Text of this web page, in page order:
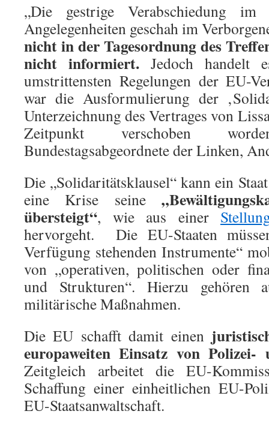
„Die gestrige Verabschiedung
Angelegenheiten geschah im
nicht in der Tagesordnung des
nicht informiert.Jedoch handelt
umstrittensten Regelungen der EU-
war die Ausformulierung der
Unterzeichnung des Vertrages von
Zeitpunkt verschoben
Bundestagsabgeordnete der Linken,
Die „Solidaritätsklausel“ kann ein
eine Krise seine
übersteigt“, wie aus einer
hervorgeht.
Die EU-Staaten
Verfügung stehenden Instrumente“
von „operativen, politischen oder
und Strukturen“. Hierzu gehören
militärische Maßnahmen.
Die EU schafft damit einen
europaweiten Einsatz von
Zeitgleich arbeitet die EU-
Schaffung einer einheitlichen EU-
EU-Staatsanwaltschaft.